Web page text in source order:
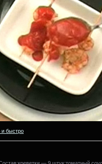
и быстро
— 9 штук;томатный